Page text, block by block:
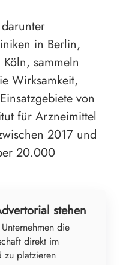
in Berlin,
sammeln
Wirksamkeit,
von
für Arzneimittel
2017 und
20.000
stehen
die
direkt im
zu platzieren